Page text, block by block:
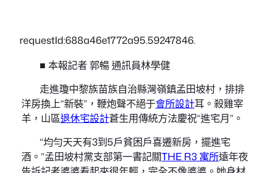
requestId:688a46e1772a95.59247846.
■ 本報記者 郭暢 通訊員林學健
走進瓊中黎族苗族自治縣灣嶺鎮孟田坡村，排排
洋房換上“新裝”，鞭炮聲不絕于會所設計耳。殺雞宰
羊，山區退休宅設計蒼生用傳統方法慶祝“進宅月”。
“均勻天天有3到5戶貧困戶喜遷新房，擺進宅
酒。”孟田坡村黨支部第一書記關THE R3 寓所遠年夜